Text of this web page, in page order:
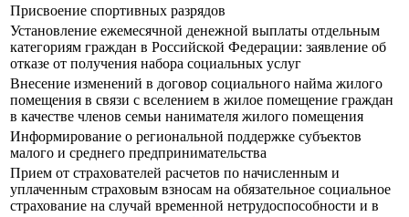
Присвоение спортивных разрядов
Установление ежемесячной денежной выплаты отдельным
категориям граждан в Российской Федерации: заявление об
отказе от получения набора социальных услуг
Внесение изменений в договор социального найма жилого
помещения в связи с вселением в жилое помещение граждан
в качестве членов семьи нанимателя жилого помещения
Информирование о региональной поддержке субъектов
малого и среднего предпринимательства
Прием от страхователей расчетов по начисленным и
уплаченным страховым взносам на обязательное социальное
страхование на случай временной нетрудоспособности и в